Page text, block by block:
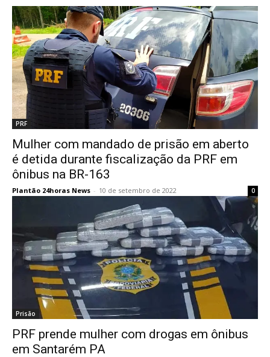
PRF
Mulher com mandado de prisão em aberto
é detida durante fiscalização da PRF em
ônibus na BR-163
Plantão 24horas News - 10 de setembro de 2022 0
Prisão
PRF prende mulher com drogas em ônibus
em Santarém PA